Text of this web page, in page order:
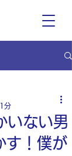
いない男
す！僕が
分